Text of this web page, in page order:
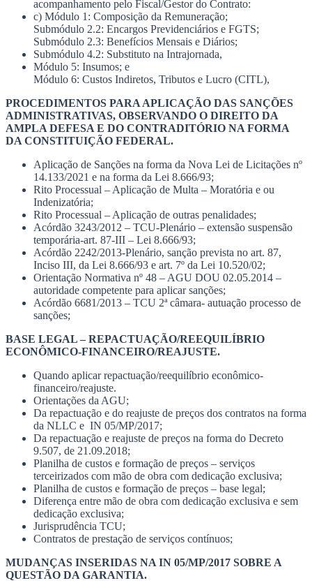
acompanhamento pelo Fiscal/Gestor do Contrato:
c) Módulo 1: Composição da Remuneração;
Submódulo 2.2: Encargos Previdenciários e FGTS;
Submódulo 2.3: Benefícios Mensais e Diários;
Submódulo 4.2: Substituto na Intrajornada,
Módulo 5: Insumos; e
Módulo 6: Custos Indiretos, Tributos e Lucro (CITL),
PROCEDIMENTOS PARA APLICAÇÃO DAS SANÇÕES
ADMINISTRATIVAS, OBSERVANDO O DIREITO DA
AMPLA DEFESA E DO CONTRADITÓRIO NA FORMA
DA CONSTITUIÇÃO FEDERAL.
Aplicação de Sanções na forma da Nova Lei de Licitações nº
14.133/2021 e na forma da Lei 8.666/93;
Rito Processual – Aplicação de Multa – Moratória e ou
Indenizatória;
Rito Processual – Aplicação de outras penalidades;
Acórdão 3243/2012 – TCU-Plenário – extensão suspensão
temporária-art. 87-III – Lei 8.666/93;
Acórdão 2242/2013-Plenário, sanção prevista no art. 87,
Inciso III, da Lei 8.666/93 e art. 7º da Lei 10.520/02;
Orientação Normativa nº 48 – AGU DOU 02.05.2014 –
autoridade competente para aplicar sanções;
Acórdão 6681/2013 – TCU 2ª câmara- autuação processo de
sanções;
BASE LEGAL – REPACTUAÇÃO/REEQUILÍBRIO
ECONÔMICO-FINANCEIRO/REAJUSTE.
Quando aplicar repactuação/reequilíbrio econômico-
financeiro/reajuste.
Orientações da AGU;
Da repactuação e do reajuste de preços dos contratos na forma
da NLLC e IN 05/MP/2017;
Da repactuação e reajuste de preços na forma do Decreto
9.507, de 21.09.2018;
Planilha de custos e formação de preços – serviços
terceirizados com mão de obra com dedicação exclusiva;
Planilha de custos e formação de preços – base legal;
Diferença entre mão de obra com dedicação exclusiva e sem
dedicação exclusiva;
Jurisprudência TCU;
Contratos de prestação de serviços contínuos;
MUDANÇAS INSERIDAS NA IN 05/MP/2017 SOBRE A
QUESTÃO DA GARANTIA.